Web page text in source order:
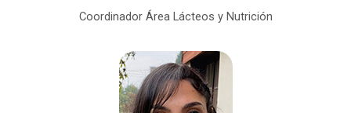
Coordinador Área Lácteos y Nutrición